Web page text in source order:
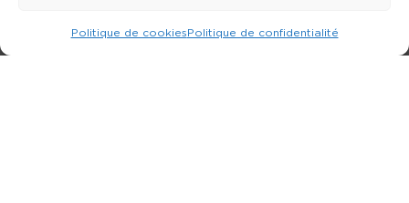
Politique de cookiesPolitique de confidentialité